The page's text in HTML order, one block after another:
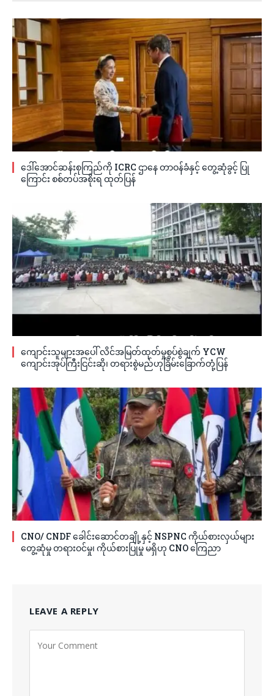
ဒေါ်အောင်ဆန်းစုကြည်ကို ICRC ဌာနေ တာဝန်ခံနှင့် တွေ့ဆုံခွင့် ပြု
ကြောင်း စစ်တပ်အစိုးရ ထုတ်ပြန်
ကျောင်းသူများအပေါ် လိင်အမြတ်ထုတ်မှုစွပ်စွဲချက် YCW
ကျောင်းအုပ်ကြီးငြင်းဆို၊ တရားစွဲမည်ဟုခြိမ်းခြောက်တုံ့ပြန်
CNO/ CNDF ခေါင်းဆောင်တချို့နှင့် NSPNC ကိုယ်စားလှယ်များ
တွေ့ဆုံမှု တရားဝင်မှု၊ ကိုယ်စားပြုမှု မရှိဟု CNO ကြေညာ
LEAVE A REPLY